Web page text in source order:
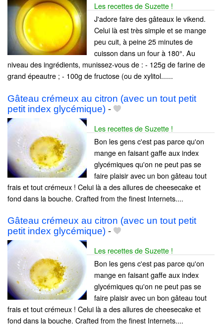
Les recettes de Suzette !
J'adore faire des gâteaux le vikend.
Celui là est très simple et se mange
peu cuit, à peine 25 minutes de
cuisson dans un four à 180°. Au
niveau des ingrédients, munissez-vous de : - 125g de farine de
grand épeautre ; - 100g de fructose (ou de xylitol......
Gâteau crémeux au citron (avec un tout petit
petit index glycémique) -
Les recettes de Suzette !
Bon les gens c'est pas parce qu'on
mange en faisant gaffe aux index
glycémiques qu'on ne peut pas se
faire plaisir avec un bon gâteau tout
frais et tout crémeux ! Celui là a des allures de cheesecake et
fond dans la bouche. Crafted from the finest Internets....
Gâteau crémeux au citron (avec un tout petit
petit index glycémique) -
Les recettes de Suzette !
Bon les gens c'est pas parce qu'on
mange en faisant gaffe aux index
glycémiques qu'on ne peut pas se
faire plaisir avec un bon gâteau tout
frais et tout crémeux ! Celui là a des allures de cheesecake et
fond dans la bouche. Crafted from the finest Internets....